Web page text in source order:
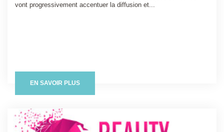
vont progressivement accentuer la diffusion et...
EN SAVOIR PLUS